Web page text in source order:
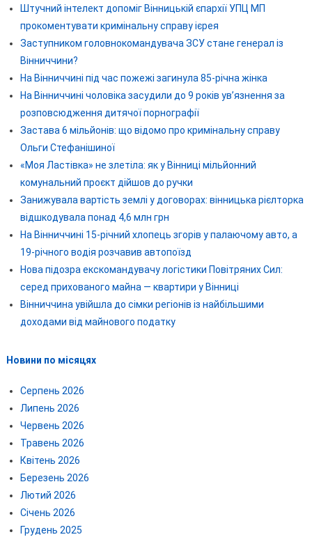
Штучний інтелект допоміг Вінницькій єпархії УПЦ МП
прокоментувати кримінальну справу ієрея
Заступником головнокомандувача ЗСУ стане генерал із
Вінниччини?
На Вінниччині під час пожежі загинула 85-річна жінка
На Вінниччині чоловіка засудили до 9 років ув’язнення за
розповсюдження дитячої порнографії
Застава 6 мільйонів: що відомо про кримінальну справу
Ольги Стефанішиної
«Моя Ластівка» не злетіла: як у Вінниці мільйонний
комунальний проєкт дійшов до ручки
Занижувала вартість землі у договорах: вінницька рієлторка
відшкодувала понад 4,6 млн грн
На Вінниччині 15-річний хлопець згорів у палаючому авто, а
19-річного водія розчавив автопоїзд
Нова підозра екскомандувачу логістики Повітряних Сил:
серед прихованого майна — квартири у Вінниці
Вінниччина увійшла до сімки регіонів із найбільшими
доходами від майнового податку
Новини по місяцях
Серпень 2026
Липень 2026
Червень 2026
Травень 2026
Квітень 2026
Березень 2026
Лютий 2026
Січень 2026
Грудень 2025